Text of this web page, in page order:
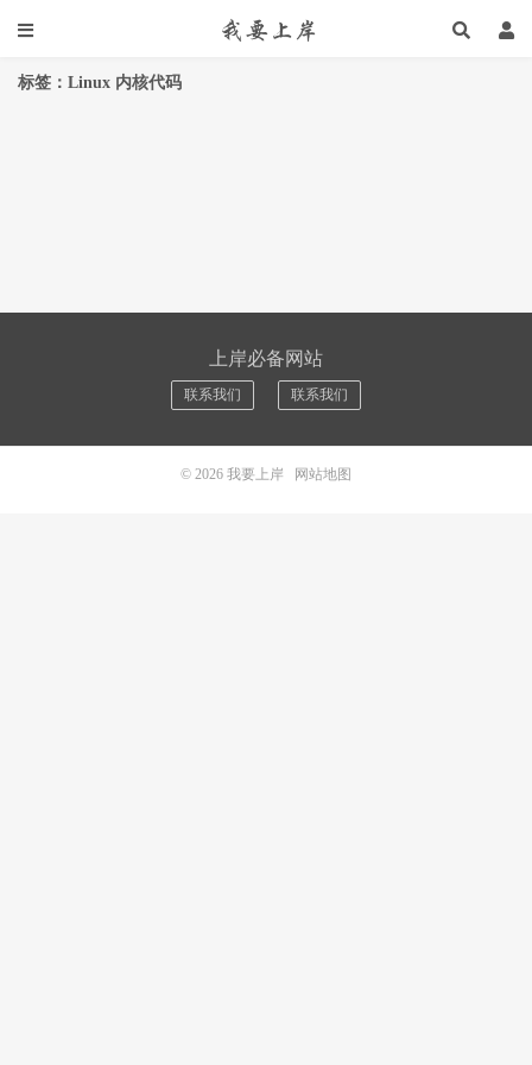
标签：Linux 内核代码
上岸必备网站
联系我们 联系我们
© 2026 我要上岸 网站地图